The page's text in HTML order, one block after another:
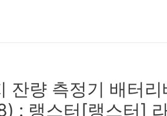
잔량 측정기 배터
: 랭스터[랭스터]